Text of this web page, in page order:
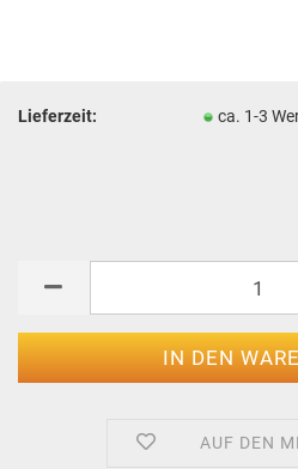
Lieferzeit: ca. 1-3
AUF DEN